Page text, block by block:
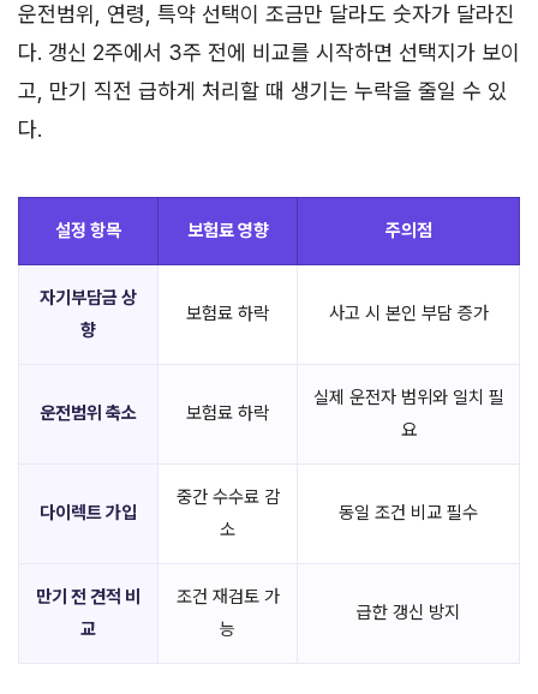
운전범위, 연령, 특약 선택이 조금만 달라도 숫자가 달라진
다. 갱신 2주에서 3주 전에 비교를 시작하면 선택지가 보이
고, 만기 직전 급하게 처리할 때 생기는 누락을 줄일 수 있
다.
설정 항목 보험료 영향 주의점
자기부담금 상
향
보험료 하락 사고 시 본인 부담 증가
운전범위 축소 보험료 하락
실제 운전자 범위와 일치 필
요
다이렉트 가입
중간 수수료 감
소
동일 조건 비교 필수
만기 전 견적 비
교
조건 재검토 가
능
급한 갱신 방지